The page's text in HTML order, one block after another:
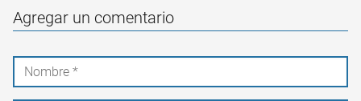
Agregar un comentario